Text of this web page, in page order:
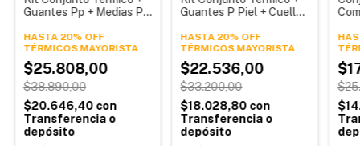
Guantes Pp + Medias Pp
Deportivo Hombre
Alpina
HASTA 20% OFF
TÉRMICOS
$25.808,00
$38.890,00
$20.646,40 con
Transferencia o
depósito
Guantes P Piel + Cuello
Deportivo Hombre
Alpina
HASTA 20% OFF
TÉRMICOS
$22.536,00
$33.200,00
$18.028,80 con
Transferencia o
depósito